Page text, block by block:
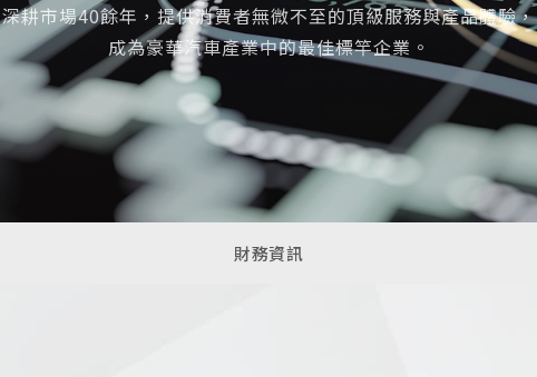
深耕市場40餘年，提供消費者無微不至的頂級服務與產品體驗，
成為豪華汽車產業中的最佳標竿企業。
財務資訊